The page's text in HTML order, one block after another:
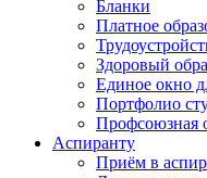
Бланки
Платное
Здоровый
Единое окно
Портфолио
Профсоюзная
Аспиранту
Приём в